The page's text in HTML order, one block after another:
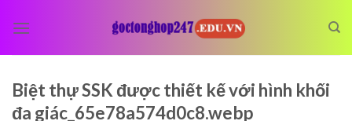
Biệt thự SSK được thiết kế với hình khối
đa giác_65e78a574d0c8.webp